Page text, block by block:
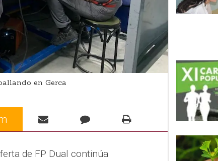
en Gerca
de FP Dual continúa